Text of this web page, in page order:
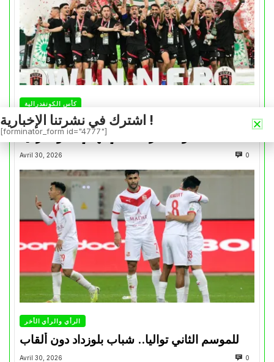
كأس الكونفدرالية
التتويج بالكأس.. دفعة معنوية لإتحاد العاصمة قبل
موقعة الزمالك في نهائي الكونفدرالية
Avril 30, 2026 0
الرأي والرأي الأخر
للموسم الثاني تواليا.. شباب بلوزداد دون ألقاب
Avril 30, 2026 0
اشترك في نشرتنا الإخبارية !
[forminator_form id="4777"]